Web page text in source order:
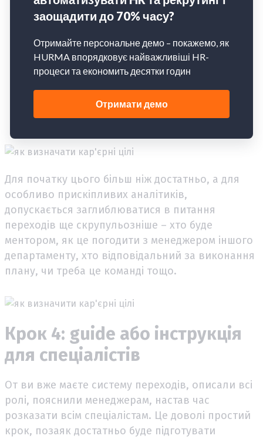
людина готова до зростання або переходу
мітинги-перевірки стану справ
фінальний крок, після якого цей перехід
відбудеться гарантовано (технічне інтерв’ю
керівника або HR процес переведення на нову
роль)
Для початку цього більш ніж достатньо, а для
особливо прискіпливих аналітиків,
допускається заглиблюватися в питання
переходів ще скрупульозніше – хто буде
ментором, як це погодити з менеджером іншого
департаменту, хто відповідальний за виконання
плану, чи треба це команді тощо.
Крок 4: guide або інструкція
для спеціалістів
От ви вже маєте систему переходів, описали всі
ролі, пояснили менеджерам, настав час
розказати всім спеціалістам. Це доволі простий
крок, позаяк достатньо буде підготувати